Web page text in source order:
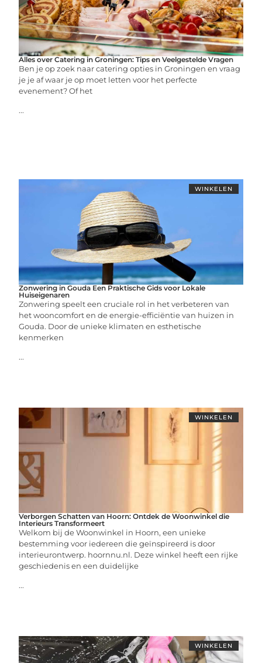
Alles over Catering in Groningen: Tips en Veelgestelde Vragen
Ben je op zoek naar catering opties in Groningen en vraag
je je af waar je op moet letten voor het perfecte
evenement? Of het
...
WINKELEN
Zonwering in Gouda Een Praktische Gids voor Lokale
Huiseigenaren
Zonwering speelt een cruciale rol in het verbeteren van
het wooncomfort en de energie-efficiëntie van huizen in
Gouda. Door de unieke klimaten en esthetische
kenmerken
...
WINKELEN
Verborgen Schatten van Hoorn: Ontdek de Woonwinkel die
Interieurs Transformeert
Welkom bij de Woonwinkel in Hoorn, een unieke
bestemming voor iedereen die geïnspireerd is door
interieurontwerp. hoornnu.nl. Deze winkel heeft een rijke
geschiedenis en een duidelijke
...
WINKELEN